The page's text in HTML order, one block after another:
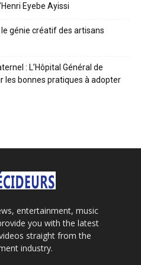
Eyebe Ayissi
le génie créatif des artisans
: L’Hôpital Général de
les bonnes pratiques à adopter
entertainment, music
you with the latest
straight from the
industry.